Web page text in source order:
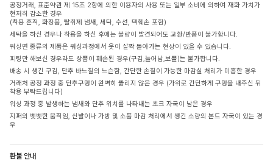
공정거래, 표준약관 제 15조 2항에 의한 이용자의 사용 또는 일부 소비에 의하여 재화 가치가
현저히 감소한 경우
(착용 흔적, 화장품, 탈취제 냄새, 세탁, 수선, 택훼손 포함)
세탁을 하신 경우나 착용을 하신 후에는 불량이 발견되어도 교환/반품이 불가합니다.
워싱면 종류의 제품은 워싱과정에서 옷이 살짝 돌아가는 현상이 있을 수 있습니다.
피팅만 해보신 경우라도 상품이 훼손된 경우(구김,늘어남,보풀)는 불가합니다.
배송 시 생긴 구김, 단추 바느질의 느슨함, 간단한 손질이 가능한 마감실 처리가 미흡한 경우
거래처 공정 과정 중 단추구멍이 완벽히 뚫리지 않은 경우 (가위로 간단하게 구멍을 내주신 뒤
착용 부탁드립니다)
워싱 과정 중 발생하는 냄새와 단추 위치를 나타내는 초크 자국이 남은 경우
지퍼의 뻣뻣한 움직임, 신발이나 가방 및 소품 마감 처리에서 생긴 소량의 본드 자국이 있는 경
우
환불 안내